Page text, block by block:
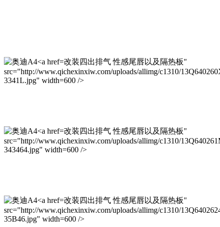
改装四出排气 性感尾唇以及隔热板"
src="http://www.qichexinxiw.com/uploads/allimg/c1310/
3341L.jpg" width=600 />
改装四出排气 性感尾唇以及隔热板"
src="http://www.qichexinxiw.com/uploads/allimg/c1310/
343464.jpg" width=600 />
改装四出排气 性感尾唇以及隔热板"
src="http://www.qichexinxiw.com/uploads/allimg/c1310/
35B46.jpg" width=600 />